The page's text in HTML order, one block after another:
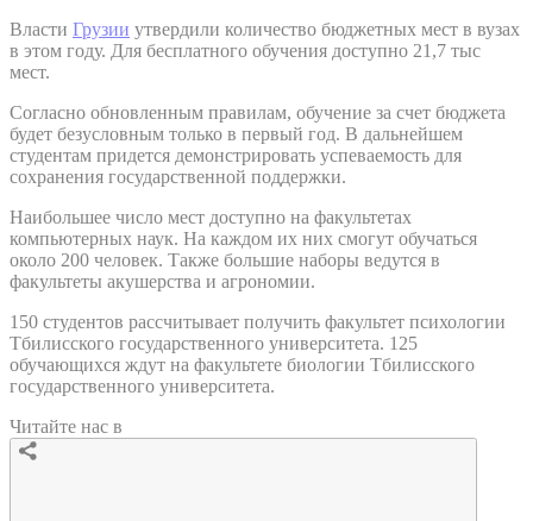
Власти Грузии утвердили количество бюджетных мест в вузах
в этом году. Для бесплатного обучения доступно 21,7 тыс
мест.
Согласно обновленным правилам, обучение за счет бюджета
будет безусловным только в первый год. В дальнейшем
студентам придется демонстрировать успеваемость для
сохранения государственной поддержки.
Наибольшее число мест доступно на факультетах
компьютерных наук. На каждом их них смогут обучаться
около 200 человек. Также большие наборы ведутся в
факультеты акушерства и агрономии.
150 студентов рассчитывает получить факультет психологии
Тбилисского государственного университета. 125
обучающихся ждут на факультете биологии Тбилисского
государственного университета.
Читайте нас в